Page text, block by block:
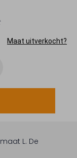
Maat uitverkocht?
L. De